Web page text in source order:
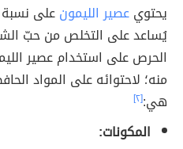
يحتويعصير الليمونعلى نسبة
يُساعد على التخلص من حبّ
الحرص على استخدام عصير
منه؛ لاحتوائه على المواد
هي:[٢]
المكونات: